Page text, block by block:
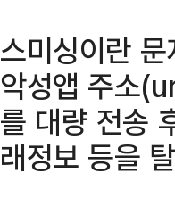
스미싱이란
악성앱 주소
를 대량 전송
래정보 등을